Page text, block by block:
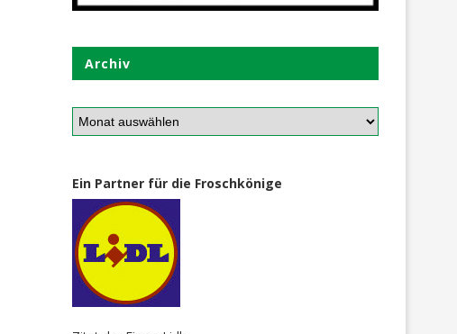
Archiv
Ein Partner für die Froschkönige